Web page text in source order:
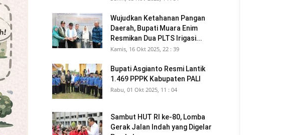
Wujudkan Ketahanan Pangan
Daerah, Bupati Muara Enim
Resmikan Dua PLTS Irigasi...
Kamis, 16 Okt 2025, 22 : 39
Bupati Asgianto Resmi Lantik
1.469 PPPK Kabupaten PALI
Rabu, 01 Okt 2025, 11 : 04
Sambut HUT RI ke-80, Lomba
Gerak Jalan Indah yang Digelar